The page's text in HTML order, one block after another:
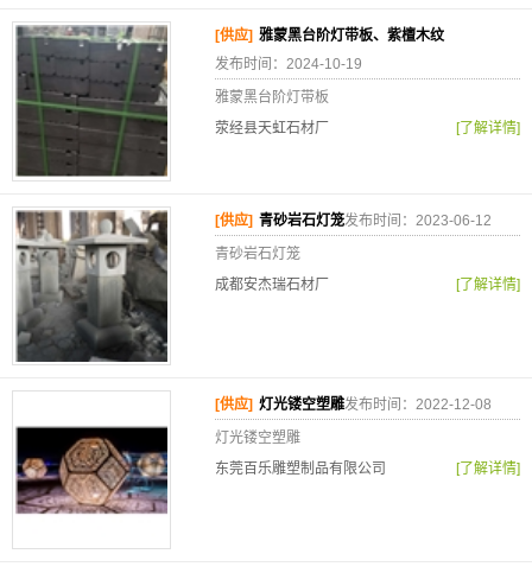
[供应] 雅蒙黑台阶灯带板、紫檀木纹
发布时间：2024-10-19
雅蒙黑台阶灯带板
荥经县天虹石材厂
[了解详情]
[供应] 青砂岩石灯笼发布时间：2023-06-12
青砂岩石灯笼
成都安杰瑞石材厂
[了解详情]
[供应] 灯光镂空塑雕发布时间：2022-12-08
灯光镂空塑雕
东莞百乐雕塑制品有限公司
[了解详情]